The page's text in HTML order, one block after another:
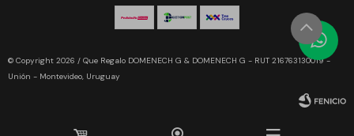
© Copyright 2026 / Que Regalo DOMENECH G & DOMENECH G - RUT 216763130019 -
Unión - Montevideo, Uruguay